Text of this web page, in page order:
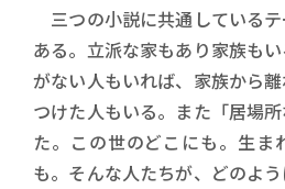
三つの小説に共通している
ある。立派な家もあり家族も
がない人もいれば、家族から
つけた人もいる。また「居場
た。この世のどこにも。生ま
も。そんな人たちが、どのよ